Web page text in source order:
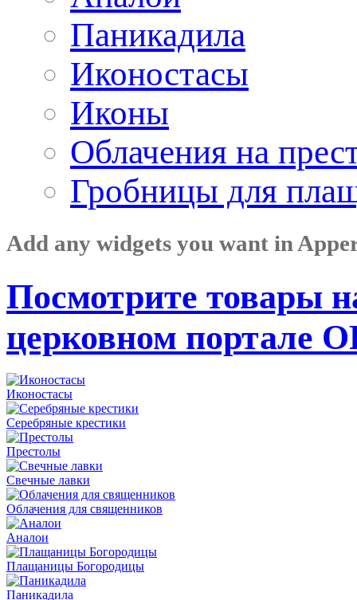
Паникадила
Иконостасы
Иконы
Облачения на
Гробницы для
Add any widgets you want in
Посмотрите товары
церковном портале
Иконостасы
Серебряные крестики
Престолы
Свечные лавки
Облачения для священников
Аналои
Плащаницы Богородицы
Паникадила